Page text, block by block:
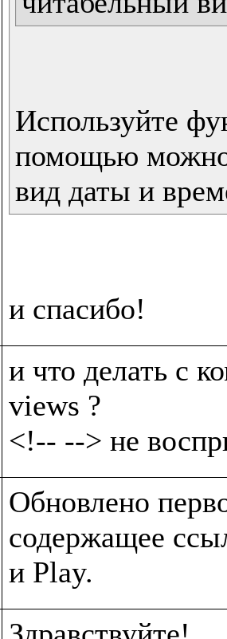
Используйте
помощью
вид даты и
и что делать с
views ?
Обновлено
содержащее